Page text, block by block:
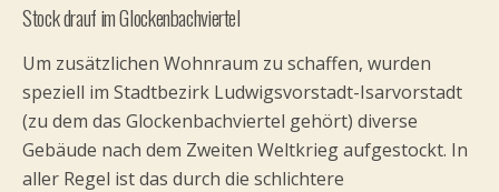
Stock drauf im Glockenbachviertel
Um zusätzlichen Wohnraum zu schaffen, wurden
speziell im Stadtbezirk Ludwigsvorstadt-Isarvorstadt
(zu dem das Glockenbachviertel gehört) diverse
Gebäude nach dem Zweiten Weltkrieg aufgestockt. In
aller Regel ist das durch die schlichtere